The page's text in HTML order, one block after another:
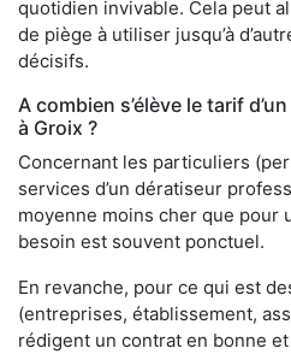
quotidien invivable. Cela peut
de piège à utiliser jusqu’à
décisifs.
A combien s’élève le tarif
à Groix ?
Concernant les particuliers
services d’un dératiseur
moyenne moins cher que pour
besoin est souvent ponctuel.
En revanche, pour ce qui est
(entreprises, établissement,
rédigent un contrat en bonne